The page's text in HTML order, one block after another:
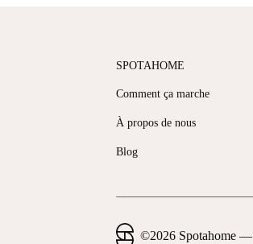
SPOTAHOME
Comment ça marche
À propos de nous
Blog
©2026 Spotahome —